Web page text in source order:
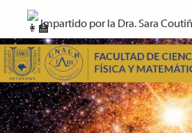
Impartido por la Dra. Sara